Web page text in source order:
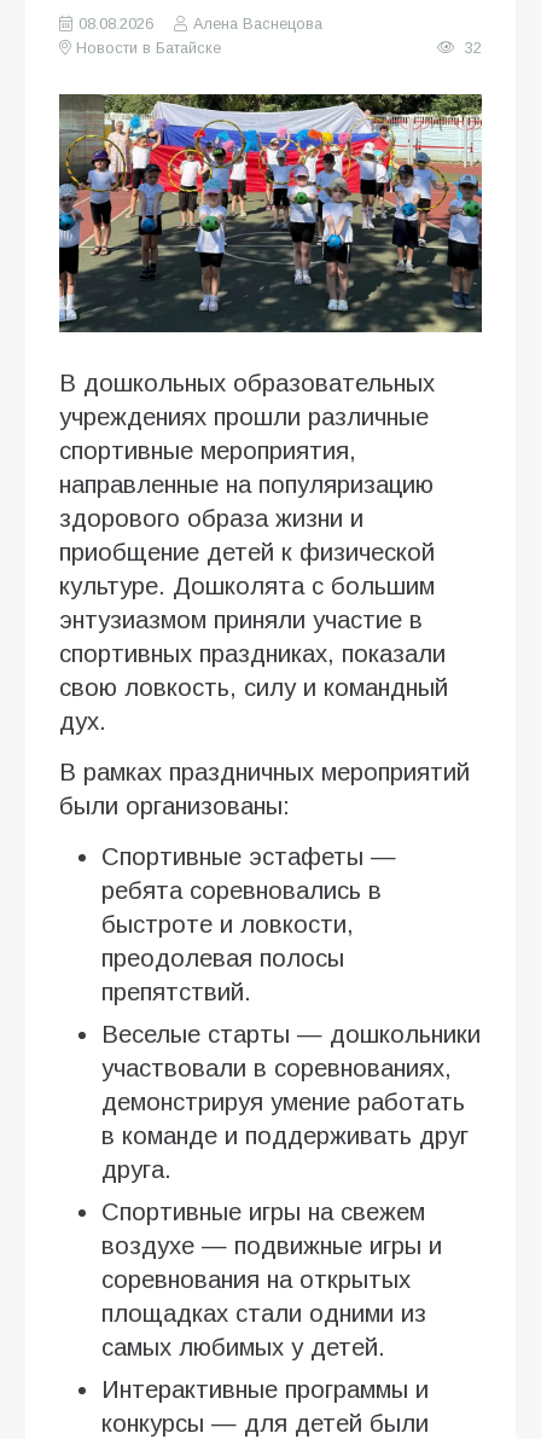
08.08.2026
Алена Васнецова
Новости в Батайске
32
В дошкольных образовательных
учреждениях прошли различные
спортивные мероприятия,
направленные на популяризацию
здорового образа жизни и
приобщение детей к физической
культуре. Дошколята с большим
энтузиазмом приняли участие в
спортивных праздниках, показали
свою ловкость, силу и командный
дух.
В рамках праздничных мероприятий
были организованы:
Спортивные эстафеты —
ребята соревновались в
быстроте и ловкости,
преодолевая полосы
препятствий.
Веселые старты — дошкольники
участвовали в соревнованиях,
демонстрируя умение работать
в команде и поддерживать друг
друга.
Спортивные игры на свежем
воздухе — подвижные игры и
соревнования на открытых
площадках стали одними из
самых любимых у детей.
Интерактивные программы и
конкурсы — для детей были